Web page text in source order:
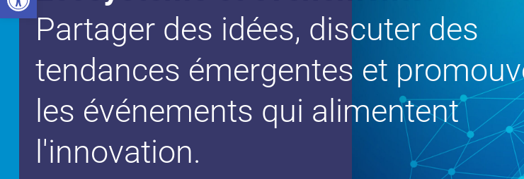
Partager des idées, discuter des
tendances émergentes et
les événements qui alimentent
l'innovation.